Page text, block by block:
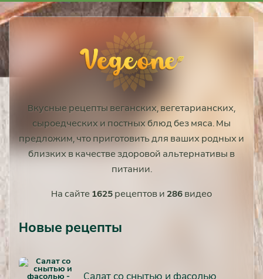
Вкусные рецепты веганских, вегетарианских,
сыроедческих и постных блюд без мяса. Мы
предложим, что приготовить для ваших родных и
близких в качестве здоровой альтернативы в
питании.
На сайте 1625 рецептов и 286 видео
Новые рецепты
Салат со снытью и фасолью